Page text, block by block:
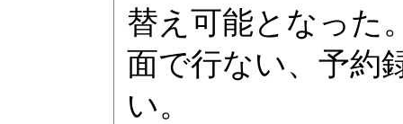
替え可能となった
面で行ない、予約
い。